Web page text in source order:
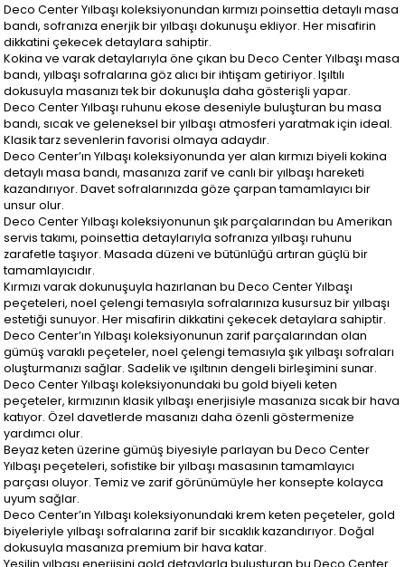
Deco Center Yılbaşı koleksiyonundan kırmızı poinsettia detaylı masa
bandı, sofranıza enerjik bir yılbaşı dokunuşu ekliyor. Her misafirin
dikkatini çekecek detaylara sahiptir.
Kokina ve varak detaylarıyla öne çıkan bu Deco Center Yılbaşı masa
bandı, yılbaşı sofralarına göz alıcı bir ihtişam getiriyor. Işıltılı
dokusuyla masanızı tek bir dokunuşla daha gösterişli yapar.
Deco Center Yılbaşı ruhunu ekose deseniyle buluşturan bu masa
bandı, sıcak ve geleneksel bir yılbaşı atmosferi yaratmak için ideal.
Klasik tarz sevenlerin favorisi olmaya adaydır.
Deco Center’ın Yılbaşı koleksiyonunda yer alan kırmızı biyeli kokina
detaylı masa bandı, masanıza zarif ve canlı bir yılbaşı hareketi
kazandırıyor. Davet sofralarınızda göze çarpan tamamlayıcı bir
unsur olur.
Deco Center Yılbaşı koleksiyonunun şık parçalarından bu Amerikan
servis takımı, poinsettia detaylarıyla sofranıza yılbaşı ruhunu
zarafetle taşıyor. Masada düzeni ve bütünlüğü artıran güçlü bir
tamamlayıcıdır.
Kırmızı varak dokunuşuyla hazırlanan bu Deco Center Yılbaşı
peçeteleri, noel çelengi temasıyla sofralarınıza kusursuz bir yılbaşı
estetiği sunuyor. Her misafirin dikkatini çekecek detaylara sahiptir.
Deco Center’ın Yılbaşı koleksiyonunun zarif parçalarından olan
gümüş varaklı peçeteler, noel çelengi temasıyla şık yılbaşı sofraları
oluşturmanızı sağlar. Sadelik ve ışıltının dengeli birleşimini sunar.
Deco Center Yılbaşı koleksiyonundaki bu gold biyeli keten
peçeteler, kırmızının klasik yılbaşı enerjisiyle masanıza sıcak bir hava
katıyor. Özel davetlerde masanızı daha özenli göstermenize
yardımcı olur.
Beyaz keten üzerine gümüş biyesiyle parlayan bu Deco Center
Yılbaşı peçeteleri, sofistike bir yılbaşı masasının tamamlayıcı
parçası oluyor. Temiz ve zarif görünümüyle her konsepte kolayca
uyum sağlar.
Deco Center’ın Yılbaşı koleksiyonundaki krem keten peçeteler, gold
biyeleriyle yılbaşı sofralarına zarif bir sıcaklık kazandırıyor. Doğal
dokusuyla masanıza premium bir hava katar.
Yeşilin yılbaşı enerjisini gold detaylarla buluşturan bu Deco Center